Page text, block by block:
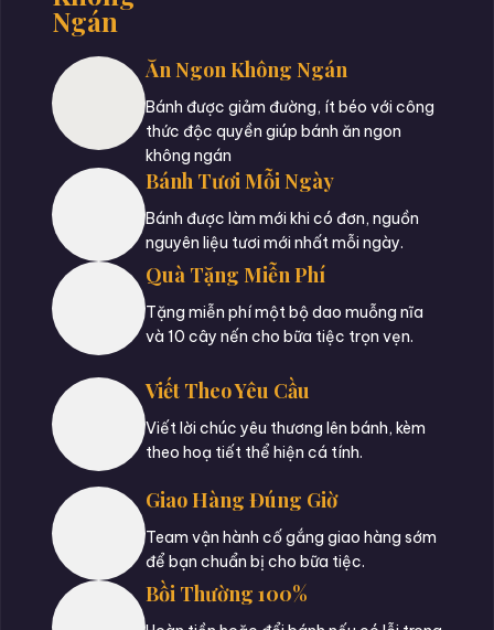
Ngán
Ăn Ngon Không Ngán
Bánh được giảm đường, ít béo với công
thức độc quyền giúp bánh ăn ngon
không ngán
Bánh Tươi Mỗi Ngày
Bánh được làm mới khi có đơn, nguồn
nguyên liệu tươi mới nhất mỗi ngày.
Quà Tặng Miễn Phí
Tặng miễn phí một bộ dao muỗng nĩa
và 10 cây nến cho bữa tiệc trọn vẹn.
Viết Theo Yêu Cầu
Viết lời chúc yêu thương lên bánh, kèm
theo hoạ tiết thể hiện cá tính.
Giao Hàng Đúng Giờ
Team vận hành cố gắng giao hàng sớm
để bạn chuẩn bị cho bữa tiệc.
Bồi Thường 100%